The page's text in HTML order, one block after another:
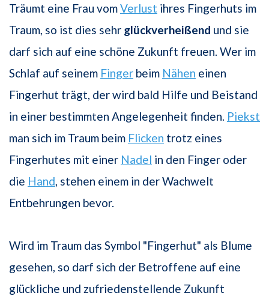
Träumt eine Frau vomVerlust ihres Fingerhuts im
Traum, so ist dies sehr glückverheißend und sie
darf sich auf eine schöne Zukunft freuen. Wer im
Schlaf auf seinem Finger beim Nähen einen
Fingerhut trägt, der wird bald Hilfe und Beistand
in einer bestimmten Angelegenheit finden. Piekst
man sich im Traum beim Flicken trotz eines
Fingerhutes mit einer Nadel in den Finger oder
die Hand , stehen einem in der Wachwelt
Entbehrungen bevor.
Wird im Traum das Symbol "Fingerhut" als Blume
gesehen, so darf sich der Betroffene auf eine
glückliche und zufriedenstellende Zukunft